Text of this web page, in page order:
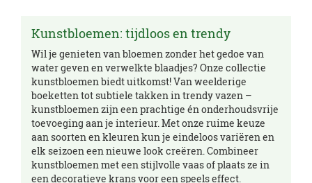
Kunstbloemen: tijdloos en trendy
Wil je genieten van bloemen zonder het gedoe van
water geven en verwelkte blaadjes? Onze collectie
kunstbloemen biedt uitkomst! Van weelderige
boeketten tot subtiele takken in trendy vazen –
kunstbloemen zijn een prachtige én onderhoudsvrije
toevoeging aan je interieur. Met onze ruime keuze
aan soorten en kleuren kun je eindeloos variëren en
elk seizoen een nieuwe look creëren. Combineer
kunstbloemen met een stijlvolle vaas of plaats ze in
een decoratieve krans voor een speels effect.